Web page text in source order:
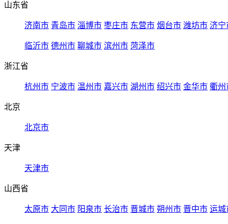
山东省
济南市 青岛市 淄博市 枣庄市 东营市 烟台市 潍坊市 济宁
临沂市 德州市 聊城市 滨州市 菏泽市
浙江省
杭州市 宁波市 温州市 嘉兴市 湖州市 绍兴市 金华市 衢州
北京
北京市
天津
天津市
山西省
太原市 大同市 阳泉市 长治市 晋城市 朔州市 晋中市 运城